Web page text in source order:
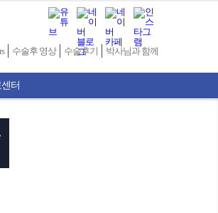
수술후 영상 수술후기 박사님과 함께
터